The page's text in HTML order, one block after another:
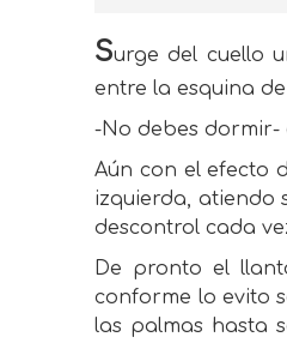
Surge del cuello
entre la esquina
-No debes dormir-
Aún con el efecto
izquierda, atiendo
descontrol cada
De pronto el
conforme lo evito
las palmas hasta